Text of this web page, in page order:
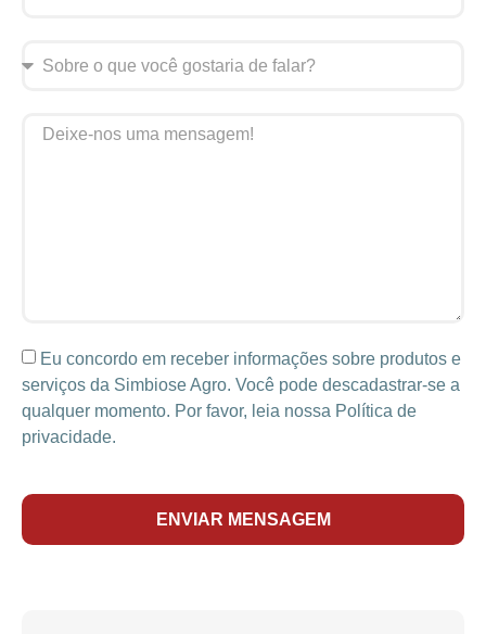
Eu concordo em receber informações sobre produtos e
serviços da Simbiose Agro. Você pode descadastrar-se a
qualquer momento. Por favor, leia nossa Política de
privacidade.
ENVIAR MENSAGEM